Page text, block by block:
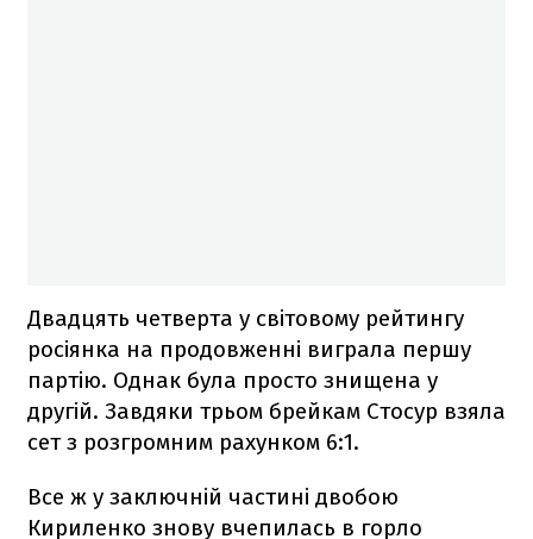
Двадцять четверта у світовому рейтингу
росіянка на продовженні виграла першу
партію. Однак була просто знищена у
другій. Завдяки трьом брейкам Стосур взяла
сет з розгромним рахунком 6:1.
Все ж у заключній частині двобою
Кириленко знову вчепилась в горло